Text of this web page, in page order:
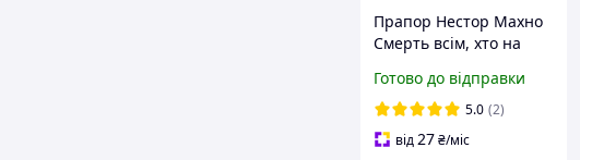
Прапор Нестор Махно
Смерть всім, хто на
Готово до відправки
5.0 (2)
від27₴/міс